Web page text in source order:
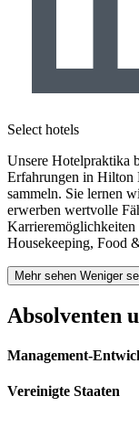
Select hotels
Unsere Hotelpraktika
Erfahrungen in Hilton
sammeln. Sie lernen
erwerben wertvolle
Housekeeping, Food
Mehr sehen Weniger
Absolventen
Management-
Vereinigte Staaten